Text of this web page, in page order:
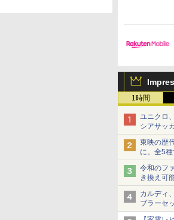
1時間
ユニクロ
シアサッ
ショーツ
東映の歴
に。全5
令和のフ
き換え可
ム」
カルディ
ブラーセ
当選無効